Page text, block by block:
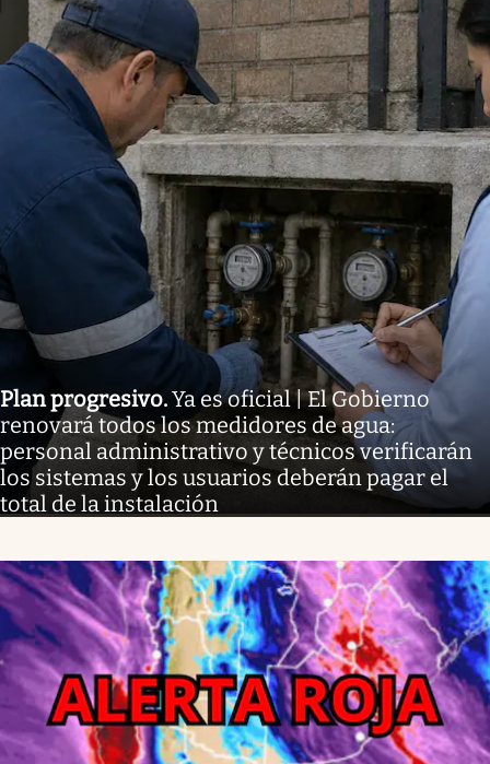
Plan progresivo.Ya es oficial | El Gobierno
renovará todos los medidores de agua:
personal administrativo y técnicos verificarán
los sistemas y los usuarios deberán pagar el
total de la instalación